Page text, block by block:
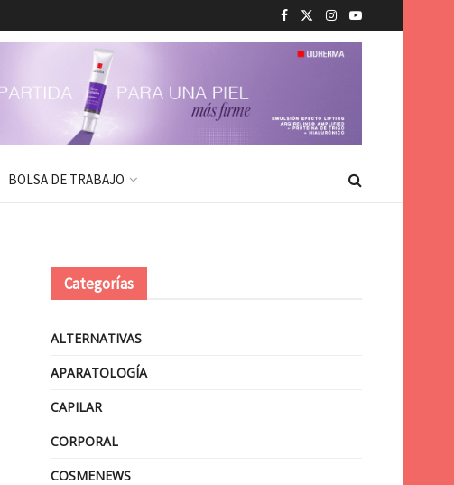
BOLSA DE TRABAJO
Categorías
ALTERNATIVAS
APARATOLOGÍA
CAPILAR
CORPORAL
COSMENEWS